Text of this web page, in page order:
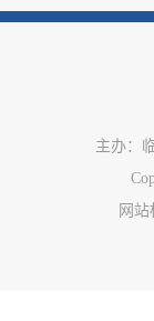
主办：
网站